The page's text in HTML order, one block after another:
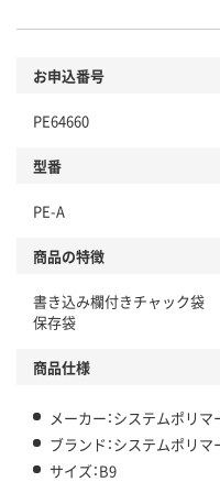
お申込番号
PE64660
型番
PE-A
商品の特徴
書き込み欄付きチャック
保存袋
商品仕様
メーカー：システムポリマ
ブランド：システムポリマ
サイズ：B9